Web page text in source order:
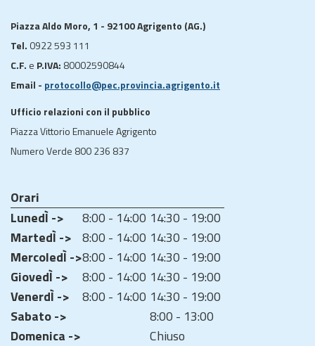
Piazza Aldo Moro, 1 - 92100 Agrigento (AG.)
Tel. 0922 593 111
C.F. e P.IVA: 80002590844
Email - protocollo@pec.provincia.agrigento.it
Ufficio relazioni con il pubblico
Piazza Vittorio Emanuele Agrigento
Numero Verde 800 236 837
Orari
LunedÌ ->
8:00 - 14:00 14:30 - 19:00
MartedÌ -> 8:00 - 14:00 14:30 - 19:00
MercoledÌ ->8:00 - 14:00 14:30 - 19:00
GiovedÌ ->
8:00 - 14:00 14:30 - 19:00
VenerdÌ ->
8:00 - 14:00 14:30 - 19:00
Sabato ->
8:00 - 13:00
Domenica ->
Chiuso